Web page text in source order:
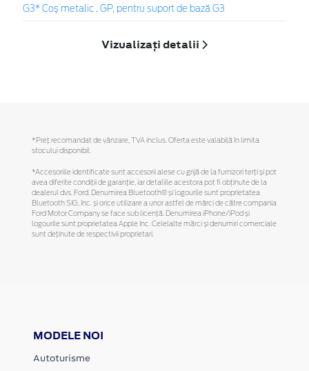
G3* Coș metalic , GP, pentru suport de bază G3
Vizualizați detalii
*Preţ recomandat de vânzare, TVA inclus. Oferta este valabilă în limita
stocului disponibil.
*Accesoriile identificate sunt accesorii alese cu grijă de la furnizori terți și pot
avea diferite condiții de garanție, iar detaliile acestora pot fi obținute de la
dealerul dvs. Ford. Denumirea Bluetooth® și logourile sunt proprietatea
Bluetooth SIG, Inc. și orice utilizare a unor astfel de mărci de către compania
Ford Motor Company se face sub licență. Denumirea iPhone/iPod și
logourile sunt proprietatea Apple Inc. Celelalte mărci și denumiri comerciale
sunt deținute de respectivii proprietari.
MODELE NOI
Autoturisme